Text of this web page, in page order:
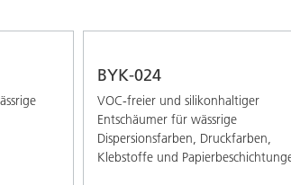
BYK-024
VOC-freier und silikonhaltiger
Entschäumer für wässrige
Dispersionsfarben, Druckfarben,
Klebstoffe und